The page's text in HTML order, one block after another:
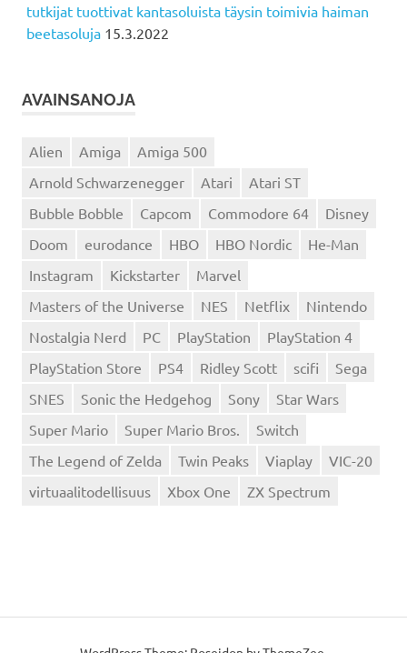
tutkijat tuottivat kantasoluista täysin toimivia haiman
beetasoluja 15.3.2022
AVAINSANOJA
Alien Amiga
Amiga 500
Arnold Schwarzenegger
Atari
Atari ST
Bubble Bobble
Capcom Commodore 64
Disney
Doom
eurodance HBO HBO Nordic
He-Man
Instagram
Kickstarter
Marvel
Masters of the Universe
NES Netflix
Nintendo
Nostalgia Nerd
PC PlayStation
PlayStation 4
PlayStation Store
PS4 Ridley Scott scifi
Sega
SNES
Sonic the Hedgehog Sony
Star Wars
Super Mario
Super Mario Bros.
Switch
The Legend of Zelda
Twin Peaks Viaplay
VIC-20
virtuaalitodellisuus
Xbox One ZX Spectrum